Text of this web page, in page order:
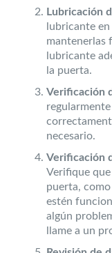
Lubricación
lubricante
mantenerlas
lubricante
la puerta.
Verificación
necesario.
Verificación
Verifique
puerta,
estén
algún
llame a un